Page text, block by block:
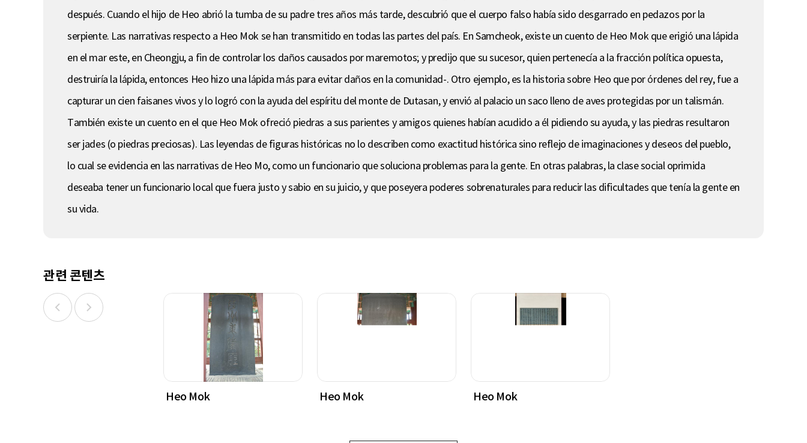
después. Cuando el hijo de Heo abrió la tumba de su padre tres años más tarde, descubrió que el cuerpo falso había sido desgarrado en pedazos por la
serpiente. Las narrativas respecto a Heo Mok se han transmitido en todas las partes del país. En Samcheok, existe un cuento de Heo Mok que erigió una lápida
en el mar este, en Cheongju, a fin de controlar los daños causados por maremotos; y predijo que su sucesor, quien pertenecía a la fracción política opuesta,
destruiría la lápida, entonces Heo hizo una lápida más para evitar daños en la comunidad-. Otro ejemplo, es la historia sobre Heo que por órdenes del rey, fue a
capturar un cien faisanes vivos y lo logró con la ayuda del espíritu del monte de Dutasan, y envió al palacio un saco lleno de aves protegidas por un talismán.
También existe un cuento en el que Heo Mok ofreció piedras a sus parientes y amigos quienes habían acudido a él pidiendo su ayuda, y las piedras resultaron
ser jades (o piedras preciosas). Las leyendas de figuras históricas no lo describen como exactitud histórica sino reflejo de imaginaciones y deseos del pueblo,
lo cual se evidencia en las narrativas de Heo Mo, como un funcionario que soluciona problemas para la gente. En otras palabras, la clase social oprimida
deseaba tener un funcionario local que fuera justo y sabio en su juicio, y que poseyera poderes sobrenaturales para reducir las dificultades que tenía la gente en
su vida.
관련 콘텐츠
Heo Mok Heo Mok Heo Mok